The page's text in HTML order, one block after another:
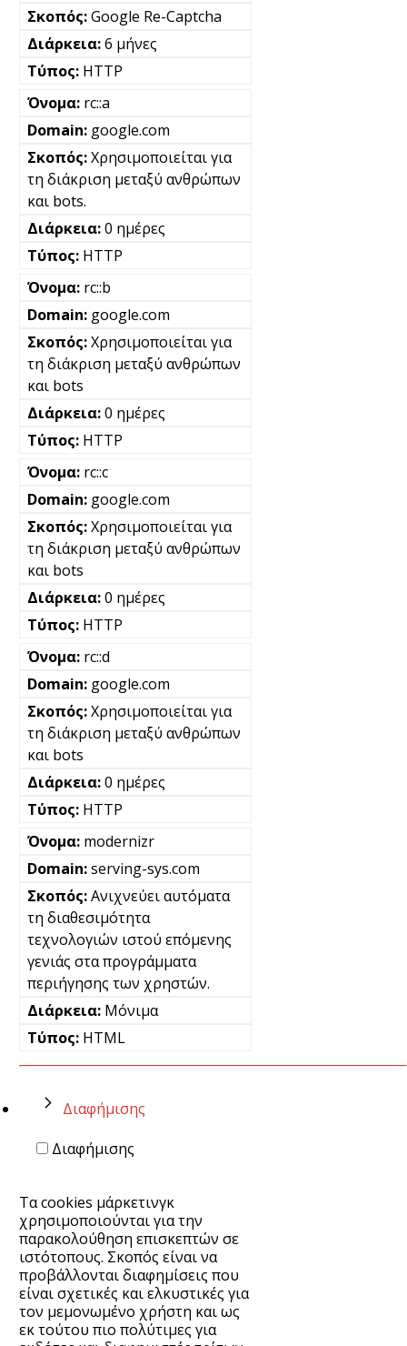
Google Re-Captcha
6 μήνες
HTTP
rc::a
google.com
Χρησιμοποιείται για
τη διάκριση μεταξύ ανθρώπων
και bots.
0 ημέρες
HTTP
rc::b
google.com
Χρησιμοποιείται για
τη διάκριση μεταξύ ανθρώπων
και bots
0 ημέρες
HTTP
rc::c
google.com
Χρησιμοποιείται για
τη διάκριση μεταξύ ανθρώπων
και bots
0 ημέρες
HTTP
rc::d
google.com
Χρησιμοποιείται για
τη διάκριση μεταξύ ανθρώπων
και bots
0 ημέρες
HTTP
modernizr
serving-sys.com
Ανιχνεύει αυτόματα
τη διαθεσιμότητα
τεχνολογιών ιστού επόμενης
γενιάς στα προγράμματα
περιήγησης των χρηστών.
Μόνιμα
HTML
Διαφήμισης
Διαφήμισης
Τα cookies μάρκετινγκ
χρησιμοποιούνται για την
παρακολούθηση επισκεπτών σε
ιστότοπους. Σκοπός είναι να
προβάλλονται διαφημίσεις που
είναι σχετικές και ελκυστικές για
τον μεμονωμένο χρήστη και ως
εκ τούτου πιο πολύτιμες για